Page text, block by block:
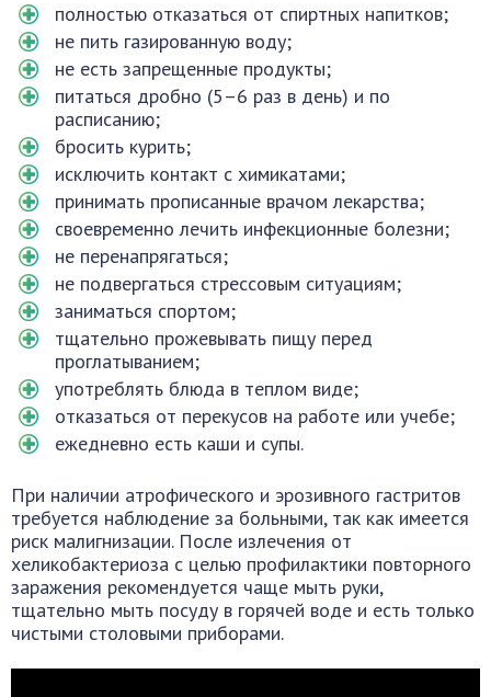
полностью отказаться от спиртных напитков;
не пить газированную воду;
не есть запрещенные продукты;
питаться дробно (5–6 раз в день) и по
расписанию;
бросить курить;
исключить контакт с химикатами;
принимать прописанные врачом лекарства;
своевременно лечить инфекционные болезни;
не перенапрягаться;
не подвергаться стрессовым ситуациям;
заниматься спортом;
тщательно прожевывать пищу перед
проглатыванием;
употреблять блюда в теплом виде;
отказаться от перекусов на работе или учебе;
ежедневно есть каши и супы.
При наличии атрофического и эрозивного гастритов
требуется наблюдение за больными, так как имеется
риск малигнизации. После излечения от
хеликобактериоза с целью профилактики повторного
заражения рекомендуется чаще мыть руки,
тщательно мыть посуду в горячей воде и есть только
чистыми столовыми приборами.